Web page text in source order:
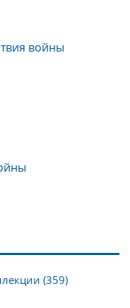
войны
(359)